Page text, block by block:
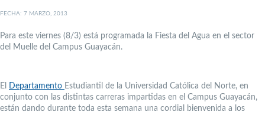
FECHA: 7 MARZO, 2013
Para este viernes (8/3) está programada la Fiesta del Agua en el sector
del Muelle del Campus Guayacán.
El Departamento Estudiantil de la Universidad Católica del Norte, en
conjunto con las distintas carreras impartidas en el Campus Guayacán,
están dando durante toda esta semana una cordial bienvenida a los